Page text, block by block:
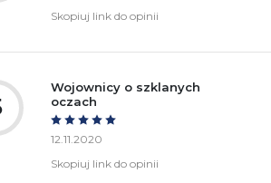
Skopiuj link do opinii
Wojownicy o szklanych
oczach
12.11.2020
Skopiuj link do opinii